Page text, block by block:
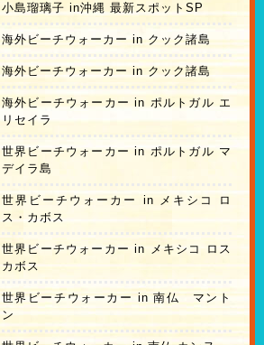
小島瑠璃子 in沖縄 最新スポットSP
海外ビーチウォーカー in クック諸島
海外ビーチウォーカー in クック諸島
海外ビーチウォーカー in ポルトガル エ
リセイラ
世界ビーチウォーカー in ポルトガル マ
デイラ島
世界ビーチウォーカー in メキシコ ロ
ス・カボス
世界ビーチウォーカー in メキシコ ロス
カボス
世界ビーチウォーカー in 南仏 マント
ン